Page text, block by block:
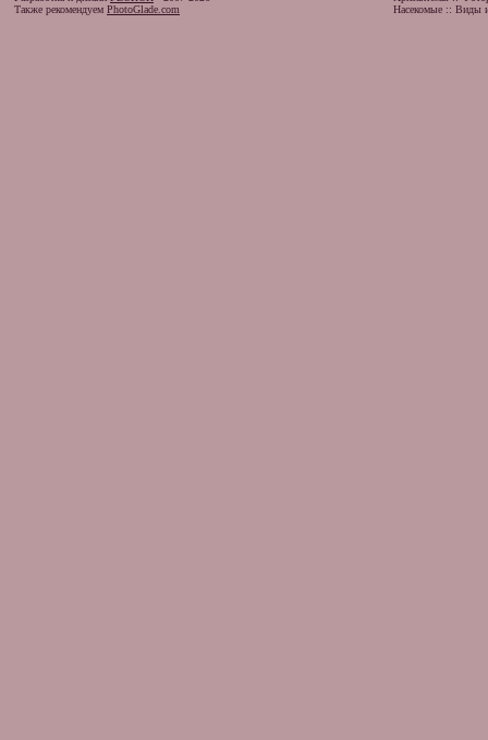
Также рекомендуем PhotoGlade.com
Насекомые :: Виды